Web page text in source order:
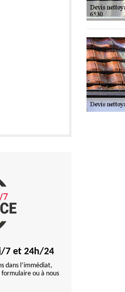
7 et 24h/24
dans l’immédiat,
formulaire ou à nous